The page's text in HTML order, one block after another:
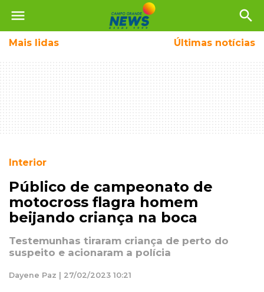
menu search
Mais lidas Últimas notícias
Interior
Público de campeonato de
motocross flagra homem
beijando criança na boca
Testemunhas tiraram criança de perto do
suspeito e acionaram a polícia
Dayene Paz | 27/02/2023 10:21